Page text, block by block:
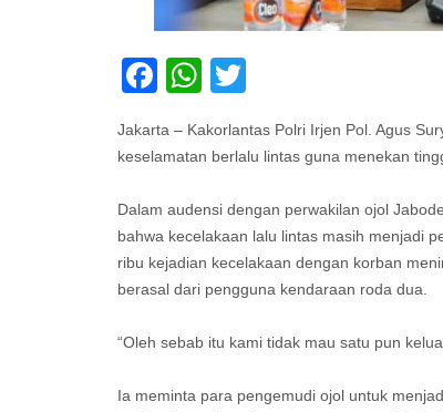
Facebook
WhatsApp
Jakarta – Kakorlantas Polri Irjen Pol. Agus
keselamatan berlalu lintas guna menekan
Dalam audensi dengan perwakilan ojol
bahwa kecelakaan lalu lintas masih menjadi
ribu kejadian kecelakaan dengan korban
berasal dari pengguna kendaraan roda dua.
“Oleh sebab itu kami tidak mau satu pun
Ia meminta para pengemudi ojol untuk